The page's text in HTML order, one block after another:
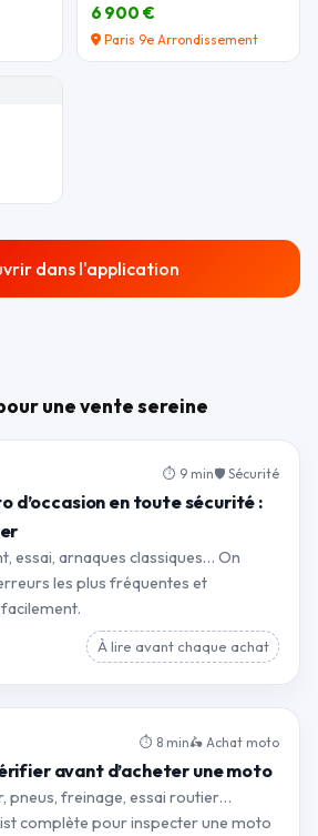
6 900 €
Paris 9e Arrondissement
dans l'application
une vente sereine
⏱ 9 min🛡 Sécurité
d’occasion en toute sécurité :
essai, arnaques classiques… On
les plus fréquentes et
À lire avant chaque achat
⏱ 8 min🛵 Achat moto
avant d’acheter une moto
pneus, freinage, essai routier…
complète pour inspecter une moto